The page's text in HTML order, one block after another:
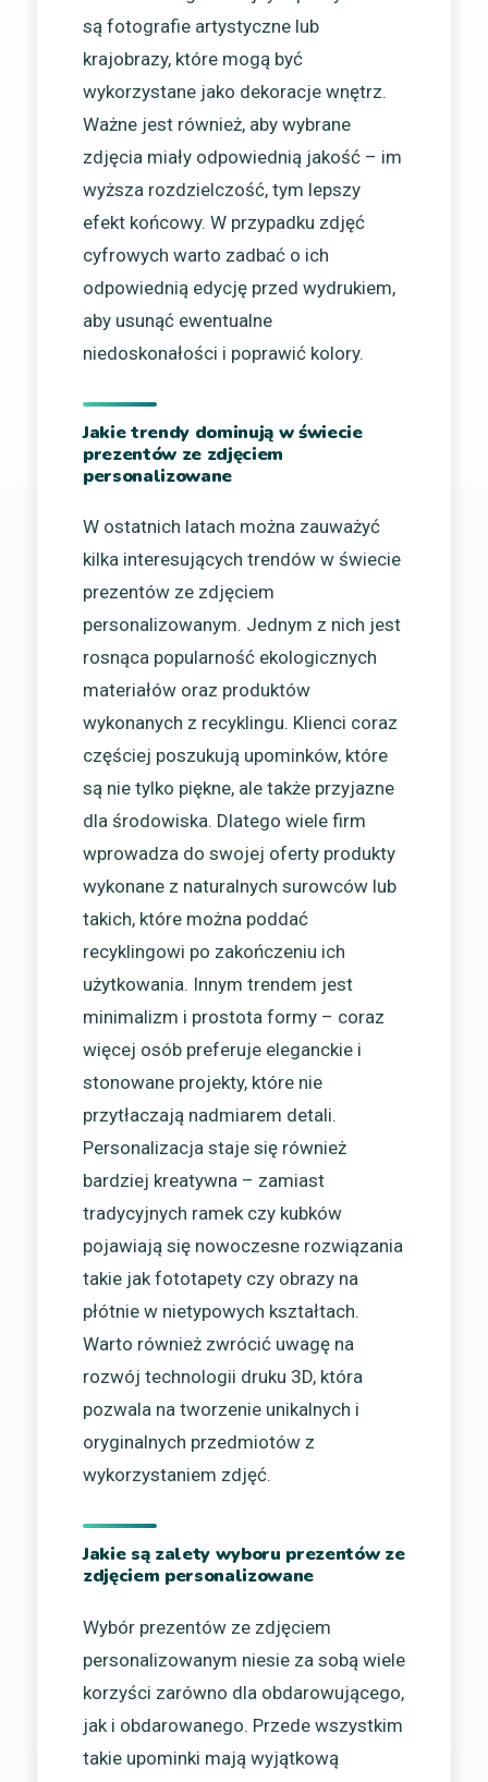
są fotografie artystyczne lub
krajobrazy, które mogą być
wykorzystane jako dekoracje wnętrz.
Ważne jest również, aby wybrane
zdjęcia miały odpowiednią jakość – im
wyższa rozdzielczość, tym lepszy
efekt końcowy. W przypadku zdjęć
cyfrowych warto zadbać o ich
odpowiednią edycję przed wydrukiem,
aby usunąć ewentualne
niedoskonałości i poprawić kolory.
Jakie trendy dominują w świecie
prezentów ze zdjęciem
personalizowane
W ostatnich latach można zauważyć
kilka interesujących trendów w świecie
prezentów ze zdjęciem
personalizowanym. Jednym z nich jest
rosnąca popularność ekologicznych
materiałów oraz produktów
wykonanych z recyklingu. Klienci coraz
częściej poszukują upominków, które
są nie tylko piękne, ale także przyjazne
dla środowiska. Dlatego wiele firm
wprowadza do swojej oferty produkty
wykonane z naturalnych surowców lub
takich, które można poddać
recyklingowi po zakończeniu ich
użytkowania. Innym trendem jest
minimalizm i prostota formy – coraz
więcej osób preferuje eleganckie i
stonowane projekty, które nie
przytłaczają nadmiarem detali.
Personalizacja staje się również
bardziej kreatywna – zamiast
tradycyjnych ramek czy kubków
pojawiają się nowoczesne rozwiązania
takie jak fototapety czy obrazy na
płótnie w nietypowych kształtach.
Warto również zwrócić uwagę na
rozwój technologii druku 3D, która
pozwala na tworzenie unikalnych i
oryginalnych przedmiotów z
wykorzystaniem zdjęć.
Jakie są zalety wyboru prezentów ze
zdjęciem personalizowane
Wybór prezentów ze zdjęciem
personalizowanym niesie za sobą wiele
korzyści zarówno dla obdarowującego,
jak i obdarowanego. Przede wszystkim
takie upominki mają wyjątkową